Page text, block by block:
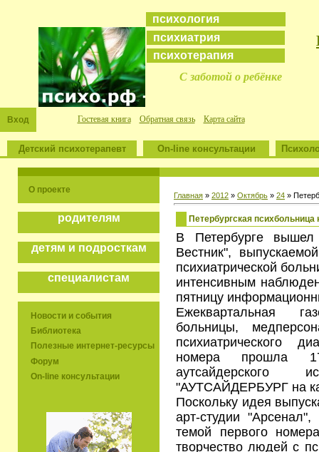
психология
психиатрия
психотерапия
С заботой о ребёнке
Вход Гостевая книга Обратная связь Карта сайта
Детский психотерапевт On-line консультации
О проекте
родителям
детям и подросткам
специалистам
Новости и события
Библиотека
Полезные интернет-ресурсы
Форум
On-line консультации
Главная » 2012 » Октябрь » 24 »
Петербургская психбольница
В Петербурге
Вестник",
психиатрической
интенсивным
пятницу
Ежеквартальная
больницы,
психиатрического
номера прошла
аутсайдерского
"АУТСАЙДЕРБУРГ на
Поскольку идея
арт-студии
темой первого
творчество людей с